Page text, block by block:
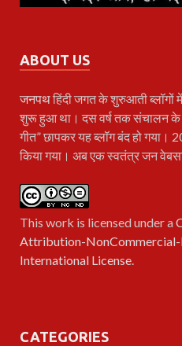
ABOUT US
जनपथहिंदी जगत के शुरुआती ब्लॉगों
शुरू हुआ था। दस वर्ष तक संचालन के
गीत” छापकर यह ब्लॉग बंद हो गया।
किया गया। अब एक स्वतंत्र जन
This work is licensed under a
Attribution-
International License.
CATEGORIES